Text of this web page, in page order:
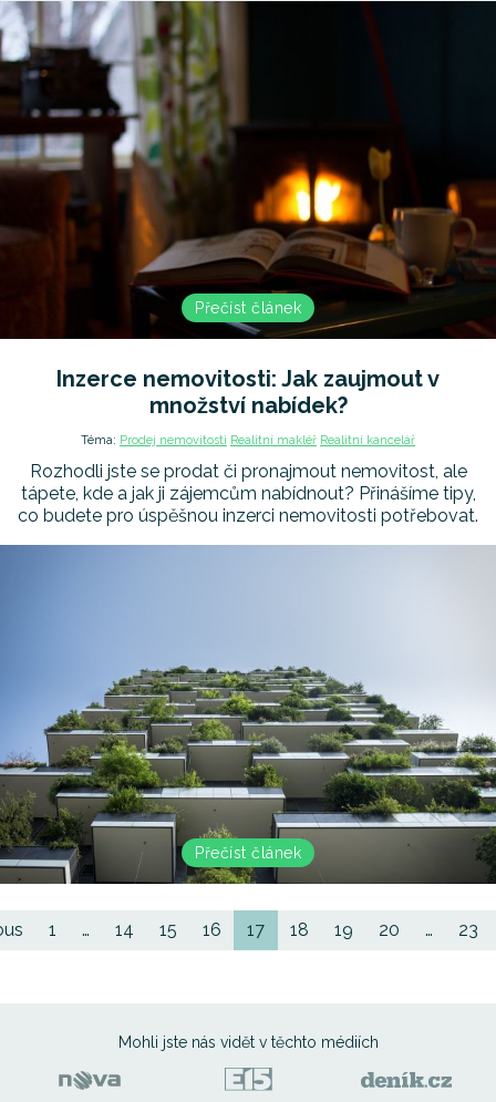
Přečíst článek
Inzerce nemovitosti: Jak zaujmout v
množství nabídek?
Téma: Prodej nemovitosti Realitní makléř Realitní kancelář
Rozhodli jste se prodat či pronajmout nemovitost, ale
tápete, kde a jak ji zájemcům nabídnout? Přinášíme tipy,
co budete pro úspěšnou inzerci nemovitosti potřebovat.
Přečíst článek
1 … 14 15 16 17(current)
18 19 20 … 23
Mohli jste nás vidět v těchto médiích